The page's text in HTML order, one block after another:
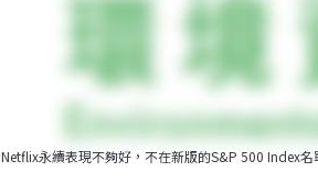
Netflix永續表現不夠好，不在新版的S&P 500 Index